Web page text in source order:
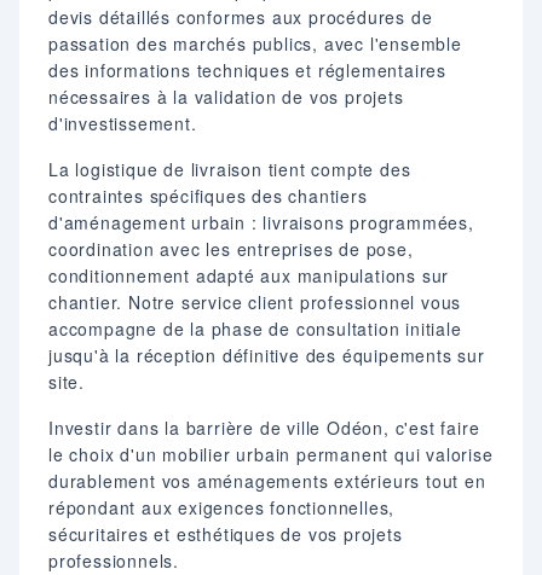
devis détaillés conformes aux procédures de
passation des marchés publics, avec l'ensemble
des informations techniques et réglementaires
nécessaires à la validation de vos projets
d'investissement.
La logistique de livraison tient compte des
contraintes spécifiques des chantiers
d'aménagement urbain : livraisons programmées,
coordination avec les entreprises de pose,
conditionnement adapté aux manipulations sur
chantier. Notre service client professionnel vous
accompagne de la phase de consultation initiale
jusqu'à la réception définitive des équipements sur
site.
Investir dans la barrière de ville Odéon, c'est faire
le choix d'un mobilier urbain permanent qui valorise
durablement vos aménagements extérieurs tout en
répondant aux exigences fonctionnelles,
sécuritaires et esthétiques de vos projets
professionnels.